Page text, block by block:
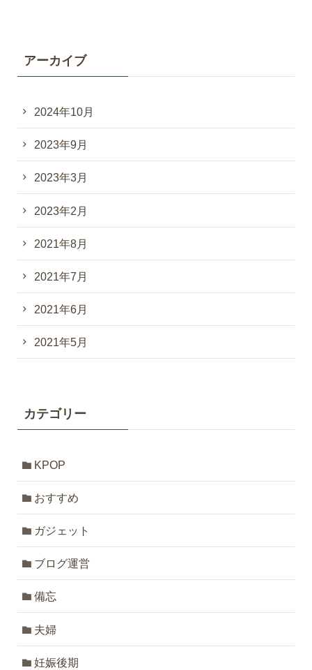
アーカイブ
2024年10月
2023年9月
2023年3月
2023年2月
2021年8月
2021年7月
2021年6月
2021年5月
カテゴリー
KPOP
おすすめ
ガジェット
ブログ運営
備忘
夫婦
妊娠後期